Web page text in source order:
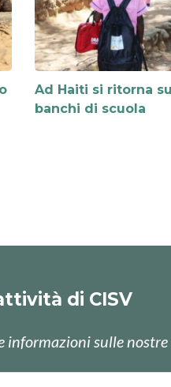
Ad Haiti si ritorna
banchi di scuola
di CISV
sulle